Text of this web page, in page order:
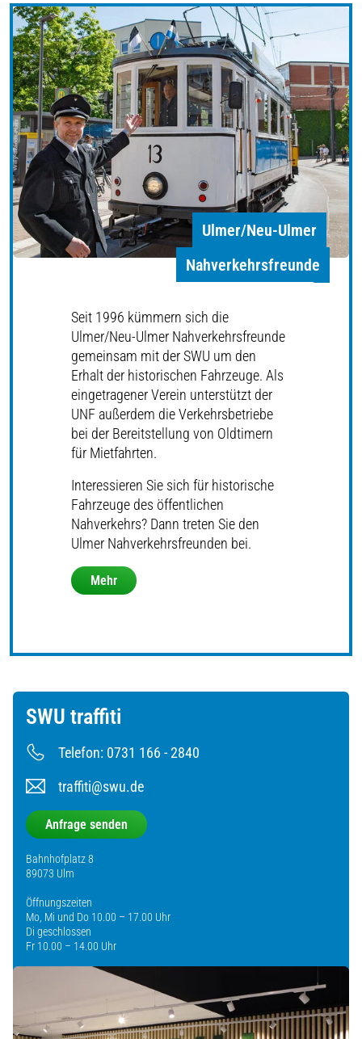
Ulmer/Neu-Ulmer
Nahverkehrsfreunde
Seit 1996 kümmern sich die
Ulmer/Neu-Ulmer Nahverkehrsfreunde
gemeinsam mit der SWU um den
Erhalt der historischen Fahrzeuge. Als
eingetragener Verein unterstützt der
UNF außerdem die Verkehrsbetriebe
bei der Bereitstellung von Oldtimern
für Mietfahrten.
Interessieren Sie sich für historische
Fahrzeuge des öffentlichen
Nahverkehrs? Dann treten Sie den
Ulmer Nahverkehrsfreunden bei.
Mehr
SWU traffiti
Telefon: 0731 166 - 2840
traffiti@swu.de
Anfrage senden
Bahnhofplatz 8
89073 Ulm
Öffnungszeiten
Mo, Mi und Do 10.00 – 17.00 Uhr
Di geschlossen
Fr 10.00 – 14.00 Uhr